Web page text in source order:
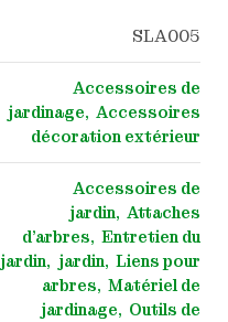
SLA005
Accessoires de
jardinage
Accessoires
décoration extérieur
Accessoires de
jardin Attaches
d'arbres
Entretien du
jardin
jardin Liens pour
arbres
Matériel de
jardinage
Outils de